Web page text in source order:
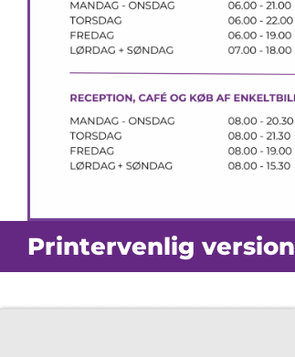
Printervenlig version